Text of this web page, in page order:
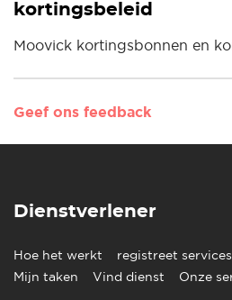
kortingsbeleid
Moovick kortingsbonnen en
Geef ons feedback
Dienstverlener
Hoe het werkt registreet services
Mijn taken
Vind dienst Onze